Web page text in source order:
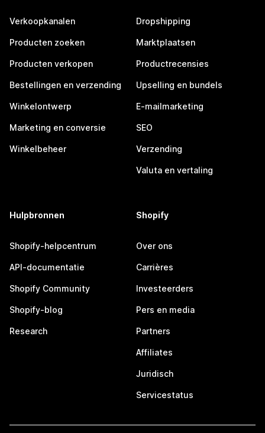
Verkoopkanalen
Producten zoeken
Producten verkopen
Bestellingen en verzending
Winkelontwerp
Marketing en conversie
Winkelbeheer
Dropshipping
Marktplaatsen
Productrecensies
Upselling en bundels
E-mailmarketing
SEO
Verzending
Valuta en vertaling
Hulpbronnen
Shopify-helpcentrum
API-documentatie
Shopify Community
Shopify-blog
Research
Shopify
Over ons
Carrières
Investeerders
Pers en media
Partners
Affiliates
Juridisch
Servicestatus